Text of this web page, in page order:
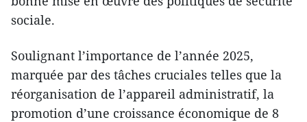
sociale.
Soulignant l’importance de l’année 2025,
marquée par des tâches cruciales telles que la
réorganisation de l’appareil administratif, la
promotion d’une croissance économique de 8